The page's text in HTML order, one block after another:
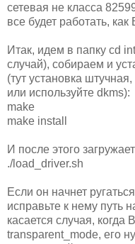
сетевая не класса
все будет работать,
Итак, идем в папку cd
случай), собираем и
(тут установка
или используйте dkms):
make
make install
И после этого
./load_driver.sh
Если он начнет
исправьте к нему путь
касается случая,
transparent_mode, его